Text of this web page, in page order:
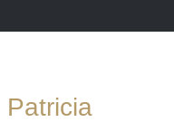
Patricia